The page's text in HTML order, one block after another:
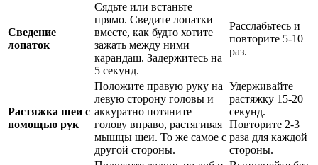
Сведение
лопаток
Сядьте или встаньте
прямо. Сведите лопатки
вместе, как будто хотите
зажать между ними
карандаш. Задержитесь на
5 секунд.
Расслабьтесь и
повторите 5-10
раз.
Растяжка шеи с
помощью рук
Положите правую руку на
левую сторону головы и
аккуратно потяните
голову вправо, растягивая
мышцы шеи. То же самое с
другой стороны.
Удерживайте
растяжку 15-20
секунд.
Повторите 2-3
раза для каждой
стороны.